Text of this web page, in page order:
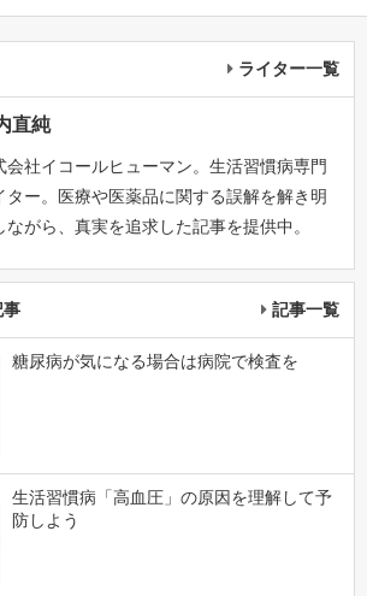
ライター一覧
直純
会社イコールヒューマン。生活習慣病専門
ター。医療や医薬品に関する誤解を解き明
ながら、真実を追求した記事を提供中。
事 記事一覧
糖尿病が気になる場合は病院で検査を
生活習慣病「高血圧」の原因を理解して予
防しよう